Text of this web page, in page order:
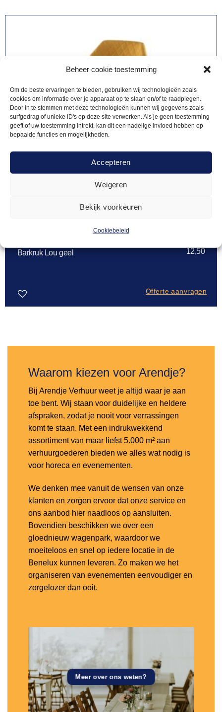
Beheer cookie toestemming
Om de beste ervaringen te bieden, gebruiken wij technologieën zoals
cookies om informatie over je apparaat op te slaan en/of te raadplegen.
Door in te stemmen met deze technologieën kunnen wij gegevens zoals
surfgedrag of unieke ID's op deze site verwerken. Als je geen toestemming
geeft of uw toestemming intrekt, kan dit een nadelige invloed hebben op
bepaalde functies en mogelijkheden.
Accepteren
Weigeren
Bekijk voorkeuren
Cookiebeleid
Barkruk Lou geel 12,50
Offerte aanvragen
Waarom kiezen voor Arendje?
Bij Arendje Verhuur weet je altijd waar je aan
toe bent. Wij staan voor duidelijke en heldere
afspraken, zodat je nooit voor verrassingen
komt te staan. Met een indrukwekkend
assortiment van maar liefst 5.000 m² aan
verhuurgoederen bieden we alles wat nodig is
voor horeca en evenementen.
We denken mee vanuit de wensen van onze
klanten en zorgen ervoor dat onze service en
ons aanbod hier naadloos op aansluiten.
Bovendien beschikken we over een
gloednieuw wagenpark, waardoor we
moeiteloos en snel op iedere locatie in de
Benelux kunnen leveren. Zo maken we het
organiseren van evenementen eenvoudiger en
zorgelozer dan ooit.
Meer over ons weten?